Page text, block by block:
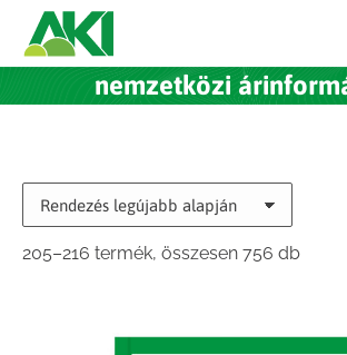
nemzetközi
205–216 termék, összesen 756 dbSorted